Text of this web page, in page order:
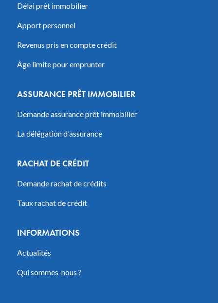
Délai prêt immobilier
Apport personnel
Revenus pris en compte crédit
Âge limite pour emprunter
ASSURANCE PRÊT IMMOBILIER
Demande assurance prêt immobilier
La délégation d'assurance
RACHAT DE CRÉDIT
Demande rachat de crédits
Taux rachat de crédit
INFORMATIONS
Actualités
Qui sommes-nous ?